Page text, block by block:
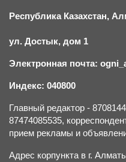
Республика Казахстан,
ул. Достык, дом 1
Электронная почта:
Индекс: 040800
Главный редактор -
87474085535,
прием рекламы и
Адрес корпункта в г.